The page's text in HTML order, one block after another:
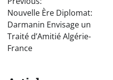
de
l’article
Nouvelle Ère Diplomat:
Darmanin Envisage un
Traité d’Amitié Algérie-
France